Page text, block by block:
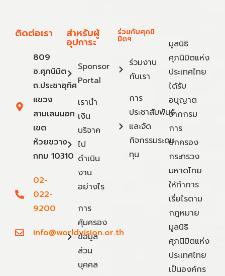
ติดต่อเรา
809
ซ.ศุภนิมิต
ถ.ประชาอุทิศ
แขวง
สามเสนนอก
เขต
ห้วยขวาง
กทม 10310
02-
022-
9200
info@worldvision.or.th
สำหรับผู้
อุปการะ
Sponsor
Portal
เรานำ
เงิน
บริจาค
ไป
ดำเนิน
งาน
อย่างไร
การ
คุ้มครอง
ข้อมูล
ส่วน
บุคคล
ร่วมกับศุภนิ
มิตฯ
ร่วมงาน
กับเรา
การ
ประชาสัมพันธ์
และจัด
กิจกรรมระดม
ทุน
มูลนิธิ
ศุภนิมิตแห่ง
ประเทศไทย
ได้รับ
อนุญาต
จากกรม
การ
ปกครอง
กระทรวง
มหาดไทย
ให้ทำการ
เรี่ยไรตาม
กฎหมาย
มูลนิธิ
ศุภนิมิตแห่ง
ประเทศไทย
เป็นองค์กร